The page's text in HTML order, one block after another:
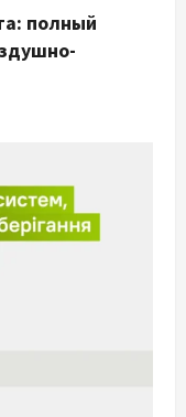
полный